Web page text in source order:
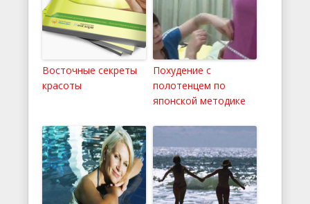
Восточные секреты
красоты
Похудение с
полотенцем по
японской методике